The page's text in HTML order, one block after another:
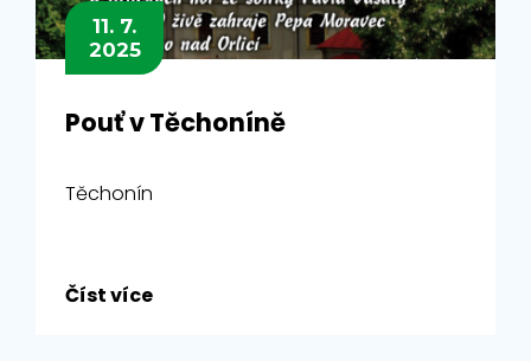
11. 7.
2025
Pouť v Těchoníně
Těchonín
Číst více